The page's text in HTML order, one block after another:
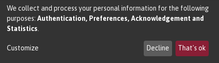
01855 • Punta Arenas • Chile
Teléfono:+56 61 207135• Email:
We collect and process your personal information for the following
purposes: Authentication, Preferences, Acknowledgement and
Statistics
Customize Decline That's ok